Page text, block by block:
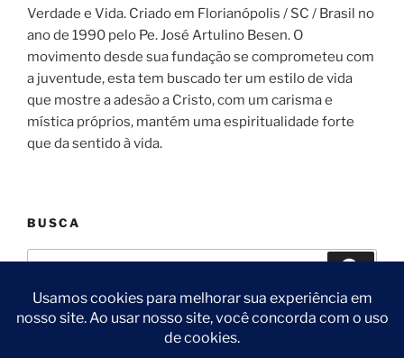
Verdade e Vida. Criado em Florianópolis / SC / Brasil no
ano de 1990 pelo Pe. José Artulino Besen. O
movimento desde sua fundação se comprometeu com
a juventude, esta tem buscado ter um estilo de vida
que mostre a adesão a Cristo, com um carisma e
mística próprios, mantém uma espiritualidade forte
que da sentido à vida.
BUSCA
Pesquisar